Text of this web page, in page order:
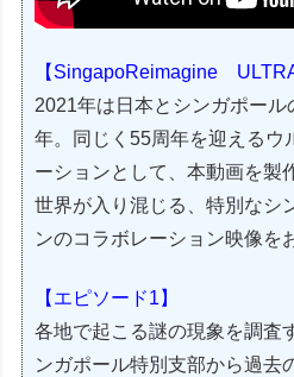
【SingapoReimagine
2021年は日本とシンガポール
年。同じく55周年を迎えるウ
ーションとして、本動画を製
世界が入り混じる、特別なシ
ンのコラボレーション映像を
【エピソード1】
各地で起こる謎の現象を調査
ンガポール特別支部から過去